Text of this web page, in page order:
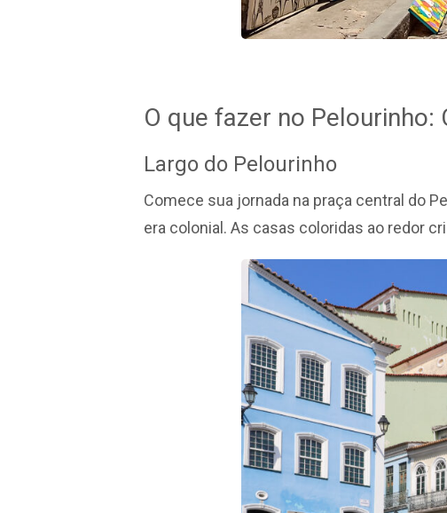
O que fazer no
Largo do Pelourinho
Comece sua jornada na praça central do
era colonial. As casas coloridas ao redor